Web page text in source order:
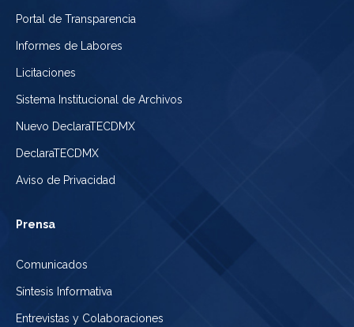
Portal de Transparencia
Informes de Labores
Licitaciones
Sistema Institucional de Archivos
Nuevo DeclaraTECDMX
DeclaraTECDMX
Aviso de Privacidad
Prensa
Comunicados
Síntesis Informativa
Entrevistas y Colaboraciones